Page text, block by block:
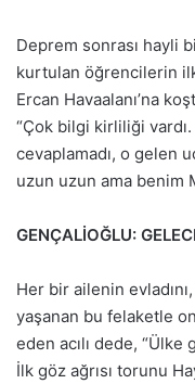
Deprem sonrası hayli
kurtulan öğrencilerin
Ercan Havaalanı’na
“Çok bilgi kirliliği
cevaplamadı, o gelen
uzun uzun ama benim
GENÇALİOĞLU:
Her bir ailenin
yaşanan bu felaketle
eden acılı dede,
İlk göz ağrısı torunu